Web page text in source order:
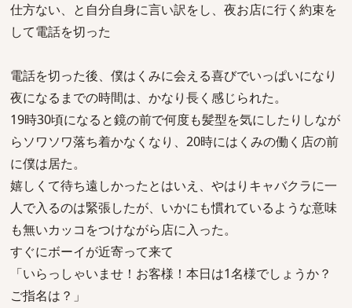
仕方ない、と自分自身に言い訳をし、夜お店に行く約束を
して電話を切った
電話を切った後、僕はくみに会える喜びでいっぱいになり
夜になるまでの時間は、かなり長く感じられた。
19時30頃になると鏡の前で何度も髪型を気にしたりしなが
らソワソワ落ち着かなくなり、20時にはくみの働く店の前
に僕は居た。
嬉しくて待ち遠しかったとはいえ、やはりキャバクラに一
人で入るのは緊張したが、いかにも慣れているような意味
も無いカッコをつけながら店に入った。
すぐにボーイが近寄って来て
「いらっしゃいませ！お客様！本日は1名様でしょうか？
ご指名は？」